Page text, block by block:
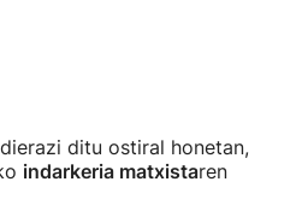
ditu ostiral honetan,
indarkeria matxistaren